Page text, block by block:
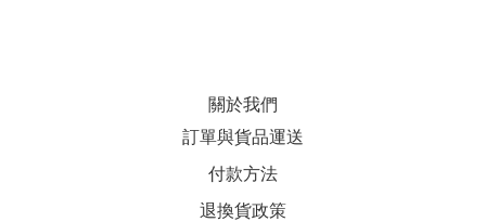
關於我們
訂單與貨品運送
付款方法
退換貨政策